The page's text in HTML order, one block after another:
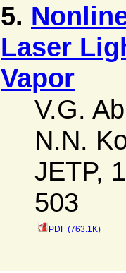
5.
Laser
Vapor
V.G.
N.N.
JETP,
503
PDF (763.1K)